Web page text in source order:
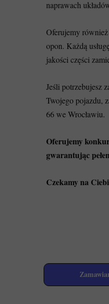
naprawach
Oferujemy
opon. Każdą
jakości części
Jeśli potrzebujesz
Twojego pojazdu,
66 we Wrocławiu.
Oferujemy
gwarantując
Czekamy na